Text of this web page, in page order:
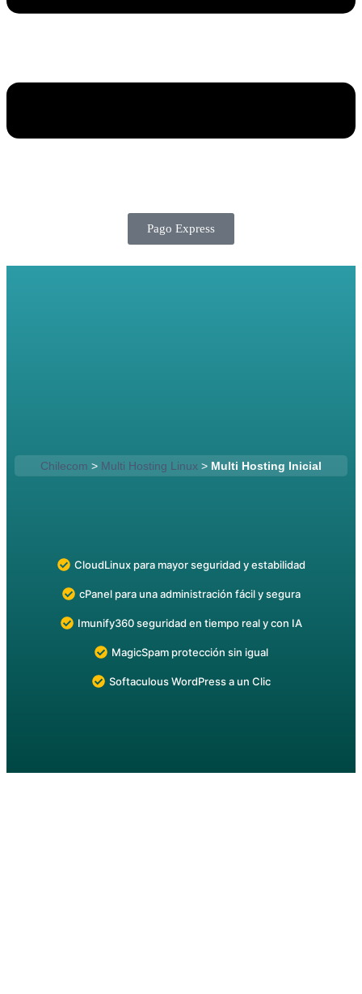
Pago Express
Chilecom > Multi Hosting Linux > Multi Hosting Inicial
CloudLinux para mayor seguridad y estabilidad
cPanel para una administración fácil y segura
Imunify360 seguridad en tiempo real y con IA
MagicSpam protección sin igual
Softaculous WordPress a un Clic